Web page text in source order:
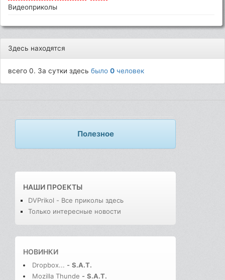
Видеоприколы
Здесь находятся
всего 0. За сутки здесьбыло0 человек
Полезное
НАШИ ПРОЕКТЫ
DVPrikol - Все приколы здесь
Только интересные новости
НОВИНКИ
Dropbox... - S.A.T.
Mozilla Thunde - S.A.T.